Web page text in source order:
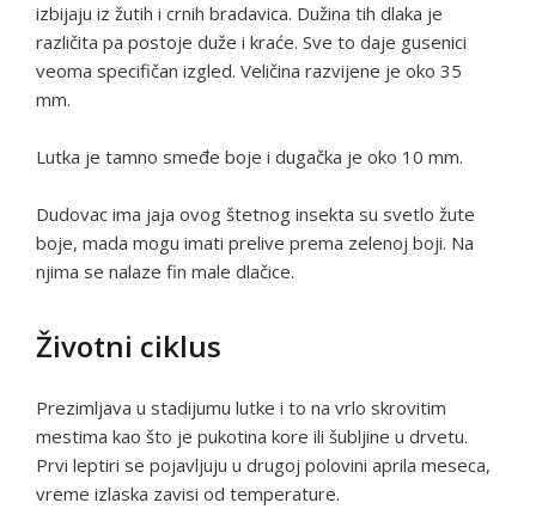
izbijaju iz žutih i crnih bradavica. Dužina tih dlaka je
različita pa postoje duže i kraće. Sve to daje gusenici
veoma specifičan izgled. Veličina razvijene je oko 35
mm.
Lutka je tamno smeđe boje i dugačka je oko 10 mm.
Dudovac ima jaja ovog štetnog insekta su svetlo žute
boje, mada mogu imati prelive prema zelenoj boji. Na
njima se nalaze fin male dlačice.
Životni ciklus
Prezimljava u stadijumu lutke i to na vrlo skrovitim
mestima kao što je pukotina kore ili šubljine u drvetu.
Prvi leptiri se pojavljuju u drugoj polovini aprila meseca,
vreme izlaska zavisi od temperature.